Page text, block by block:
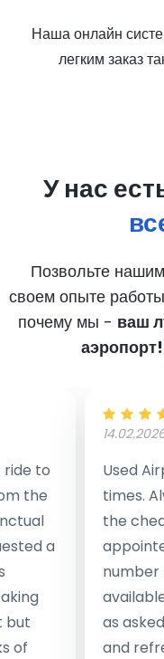
Наша онлайн
легким заказ
У нас
Позвольте
своем опыте
почему мы - ваш
аэропорт!
to
the
a
but
of
Used
times.
the
as
and